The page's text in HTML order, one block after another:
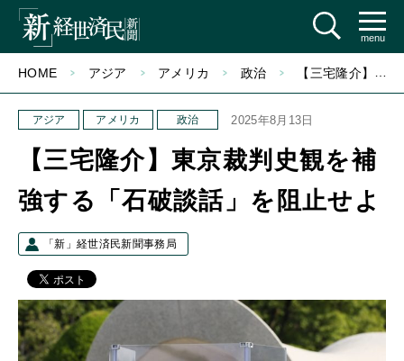
menu
HOME アジア アメリカ 政治 【三宅隆介】東京裁判史観を補強する「石破談話」を阻止せよ
アジア アメリカ 政治 2025年8月13日
【三宅隆介】東京裁判史観を補
強する「石破談話」を阻止せよ
「新」経世済民新聞事務局